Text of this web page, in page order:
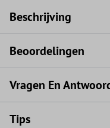
Beschrijving
Beoordelingen
Vragen En
Tips